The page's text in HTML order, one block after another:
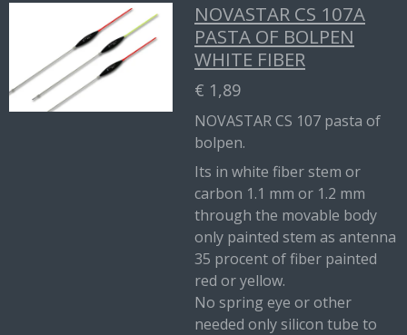
NOVASTAR CS 107A
PASTA OF BOLPEN
WHITE FIBER
€ 1,89
NOVASTAR CS 107 pasta of
bolpen.
Its in white fiber stem or
carbon 1.1 mm or 1.2 mm
through the movable body
only painted stem as antenna
35 procent of fiber painted
red or yellow.
No spring eye or other
needed only silicon tube to